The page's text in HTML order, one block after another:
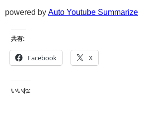
powered by Auto Youtube Summarize
共有:
Facebook X
いいね: